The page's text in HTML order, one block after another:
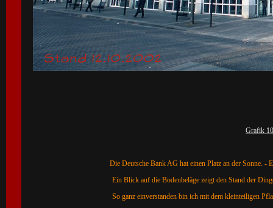
Grafik
Die Deutsche Bank AG hat einen Platz an der Sonne.
Ein Blick auf die Bodenbeläge zeigt den Stand der
So ganz einverstanden bin ich mit dem kleinteiligen